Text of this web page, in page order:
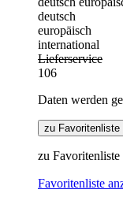
deutsch
europäisch
international
Lieferservice
106
Daten werden
zu Favoritenliste
zu
Favoritenliste